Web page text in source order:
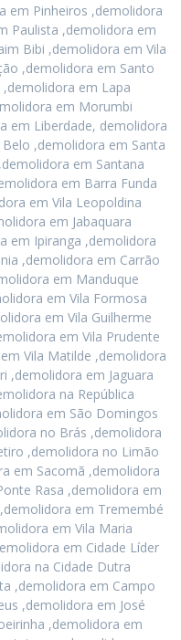
em Pinheiros ,demolidora
Paulista ,demolidora em
Bibi ,demolidora em Vila
,demolidora em Santo
em Lapa
em Morumbi
em Liberdade, demolidora
,demolidora em Santa
em Santana
em Barra Funda
em Vila Leopoldina
em Jabaquara
em Ipiranga ,demolidora
,demolidora em Carrão
em Manduque
em Vila Formosa
em Vila Guilherme
em Vila Prudente
Vila Matilde ,demolidora
,demolidora em Jaguara
na República
em São Domingos
no Brás ,demolidora
,demolidora no Limão
em Sacomã ,demolidora
Rasa ,demolidora em
em Tremembé
em Vila Maria
em Cidade Líder
na Cidade Dutra
,demolidora em Campo
,demolidora em José
,demolidora em